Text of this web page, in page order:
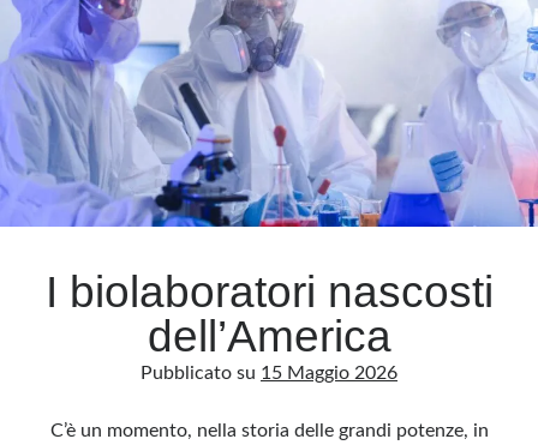
lascia,
raddoppia
I biolaboratori nascosti
dell’America
Pubblicato su 15 Maggio 2026
C’è un momento, nella storia delle grandi potenze, in